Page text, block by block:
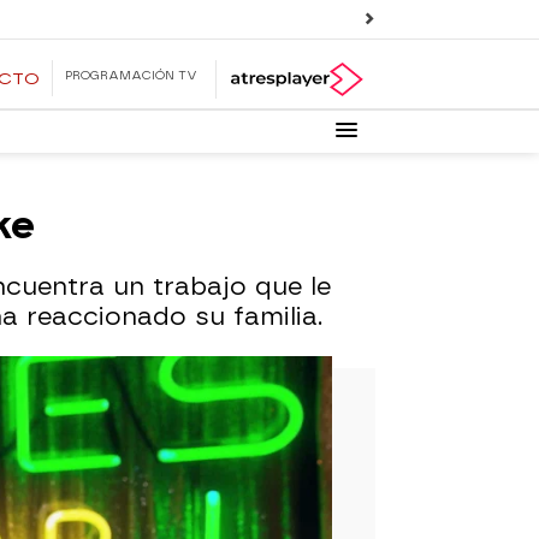
PROGRAMACIÓN TV
un trabajo que le
reaccionado su familia.